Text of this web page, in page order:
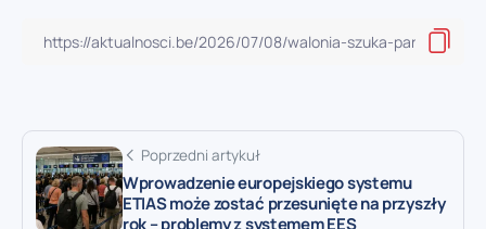
Poprzedni artykuł
Wprowadzenie europejskiego systemu
ETIAS może zostać przesunięte na przyszły